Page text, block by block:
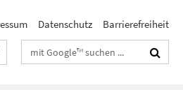
Datenschutz Barrierefreiheit
Suchbegriffe